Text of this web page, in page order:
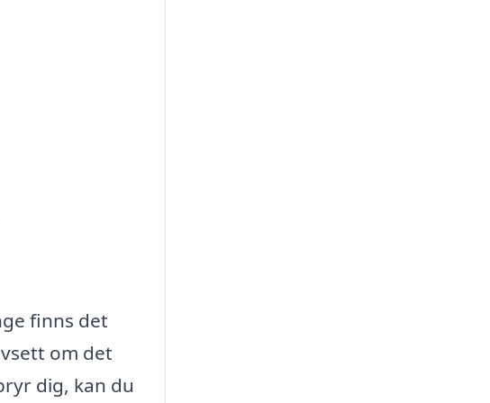
finns det
om det
dig, kan du